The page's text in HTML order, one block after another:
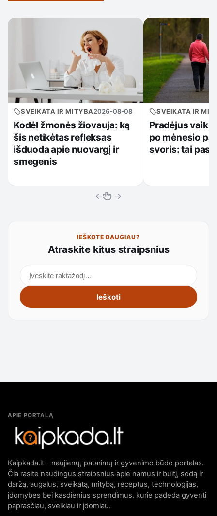
SVEIKATA IR MITYBA2026-08-08
Kodėl žmonės žiovauja: ką
šis netikėtas refleksas
išduoda apie nuovargį ir
smegenis
SVEIKATA IR
Pradėjus
po mėnesio
svoris: tai
← →
IEŠKOTE DAUGIAU?
Atraskite kitus straipsnius
Ieškoti
APIE PORTALĄ
Kaipkada.lt – naujienų, patarimų ir gyvenimo būdo portalas.
Čia rasite naudingus straipsnius apie namus ir buitį, sodą ir
daržą, augalus, sveikatą, mitybą, receptus, technologijas,
įdomybes bei kasdienius sprendimus, kurie padeda gyventi
paprasčiau, sveikiau ir įdomiau.